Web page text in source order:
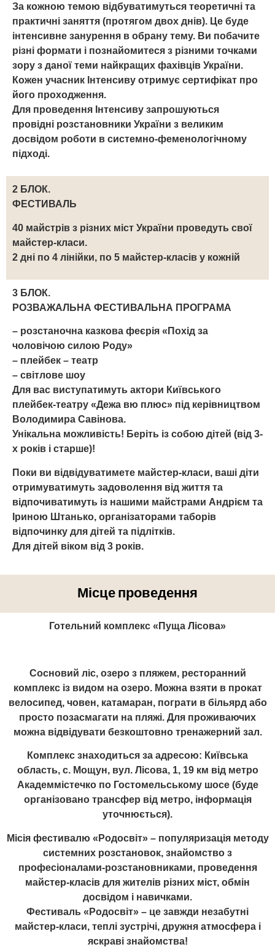
За кожною темою відбуватимуться теоретичні та
практичні заняття (протягом двох днів). Це буде
інтенсивне занурення в обрану тему. Ви побачите
різні формати і познайомитеся з різними точками
зору з даної теми найкращих фахівців України.
Кожен учасник Інтенсиву отримує сертифікат про
його проходження.
Для проведення Інтенсиву запрошуються
провідні розстановники України з великим
досвідом роботи в системно-феменологічному
підході.
2 БЛОК.
ФЕСТИВАЛЬ
40 майстрів з різних міст України проведуть свої
майстер-класи.
2 дні по 4 лінійки, по 5 майстер-класів у кожній
3 БЛОК.
РОЗВАЖАЛЬНА ФЕСТИВАЛЬНА ПРОГРАМА
– розстаночна казкова феєрія «Похід за
чоловічою силою Роду»
– плейбек – театр
– світлове шоу
Для вас виступатимуть актори Київського
плейбек-театру «Дежа вю плюс» під керівництвом
Володимира Савінова.
Унікальна можливість! Беріть із собою дітей (від 3-
х років і старше)!
Поки ви відвідуватимете майстер-класи, ваші діти
отримуватимуть задоволення від життя та
відпочиватимуть із нашими майстрами Андрієм та
Іриною Штанько, організаторами таборів
відпочинку для дітей та підлітків.
Для дітей віком від 3 років.
Місце проведення
Готельний комплекс «Пуща Лісова»
Сосновий ліс, озеро з пляжем, ресторанний
комплекс із видом на озеро. Можна взяти в прокат
велосипед, човен, катамаран, пограти в більярд або
просто позасмагати на пляжі. Для проживаючих
можна відвідувати безкоштовно тренажерний зал.
Комплекс знаходиться за адресою: Київська
область, с. Мощун, вул. Лісова, 1, 19 км від метро
Академмістечко по Гостомельському шосе (буде
організовано трансфер від метро, інформація
уточнюється).
Місія фестивалю «Родосвіт» – популяризація методу
системних розстановок, знайомство з
професіоналами-розстановниками, проведення
майстер-класів для жителів різних міст, обмін
досвідом і навичками.
Фестиваль «Родосвіт» – це завжди незабутні
майстер-класи, теплі зустрічі, дружня атмосфера і
яскраві знайомства!